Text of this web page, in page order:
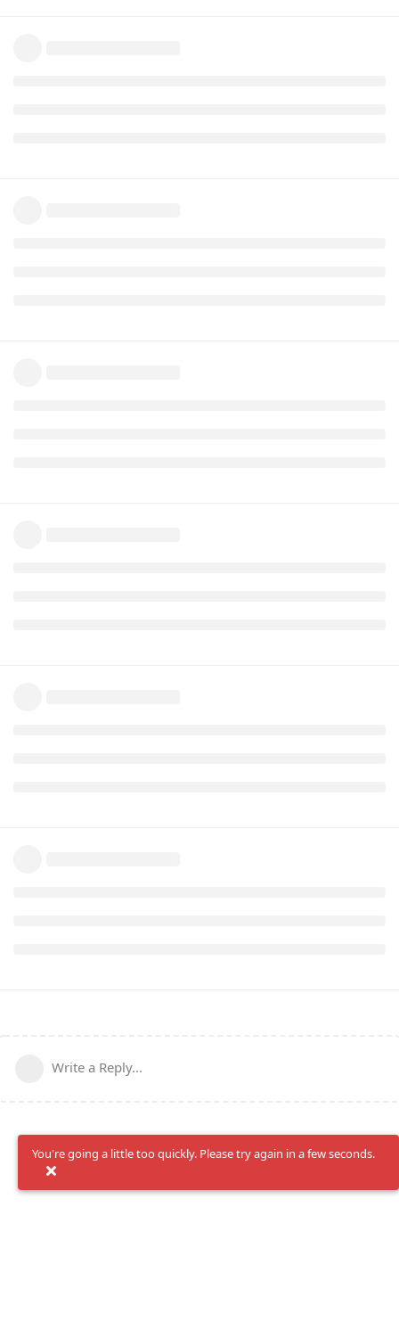
Write a Reply...
You're going a little too quickly. Please try again in a few seconds.